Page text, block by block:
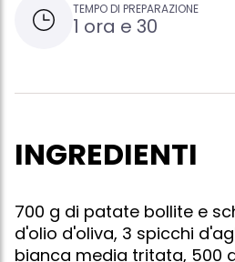
TEMPO DI PREPARAZIONE
1 ora e 30
INGREDIENTI
700 g di patate bollite e
d'olio d'oliva, 3 spicchi
bianca media tritata, 500